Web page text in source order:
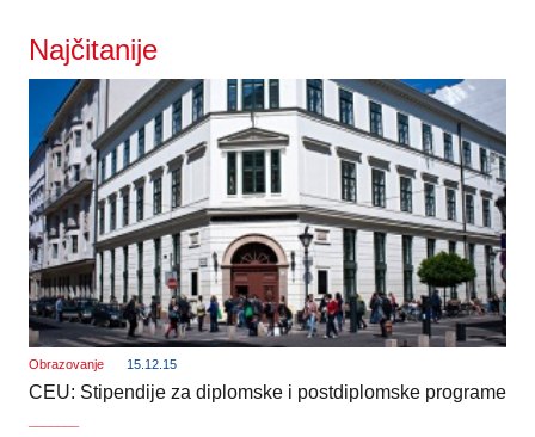
Najčitanije
Obrazovanje 15.12.15
CEU: Stipendije za diplomske i postdiplomske programe